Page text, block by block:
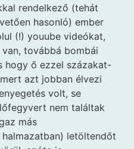
rendelkező (tehát
hasonló) ember
(!) youube videókat,
továbbá bombái
hogy ő ezzel százakat-
azt jobban élvezi
volt, se
nem találtak
más
letöltendőt